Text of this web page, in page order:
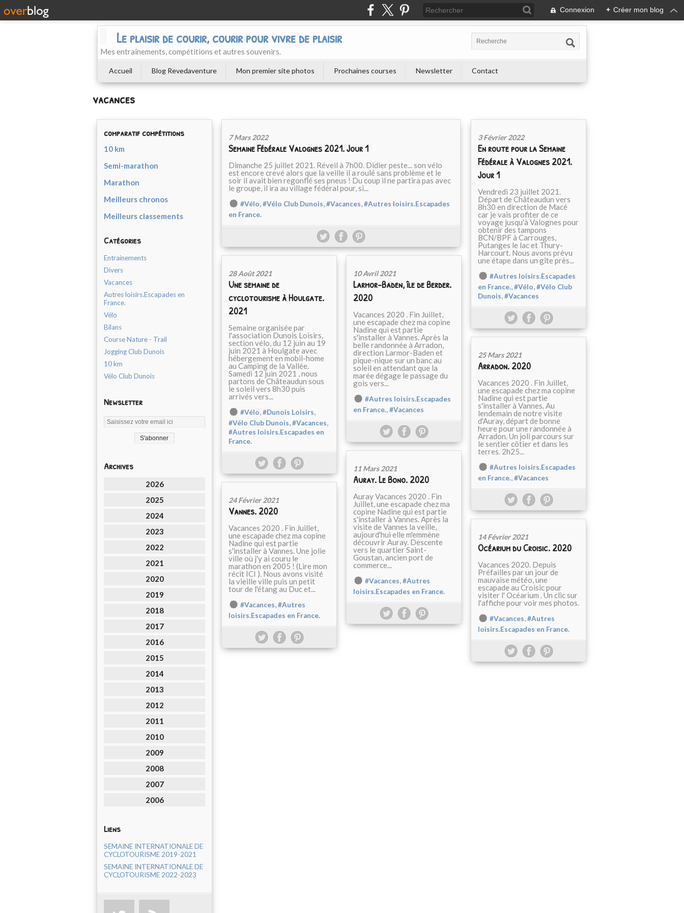
Connexion + Créer mon blog
Le plaisir de courir, courir pour vivre de plaisir
Mes entraînements, compétitions et autres souvenirs.
Accueil Blog Revedaventure Mon premier site photos Prochaines courses Newsletter Contact
vacances
comparatif compétitions
10 km
Semi-marathon
Marathon
Meilleurs chronos
Meilleurs classements
Catégories
Entrainements
Divers
Vacances
Autres loisirs.Escapades en
France.
Vélo
Bilans
Course Nature - Trail
Jogging Club Dunois
10 km
Vélo Club Dunois
Newsletter
Archives
2026
2025
2024
2023
2022
2021
2020
2019
2018
2017
2016
2015
2014
2013
2012
2011
2010
2009
2008
2007
2006
Liens
SEMAINE INTERNATIONALE DE
CYCLOTOURISME 2019-2021
SEMAINE INTERNATIONALE DE
CYCLOTOURISME 2022-2023
7 Mars 2022
Semaine Fédérale Valognes 2021. Jour 1
Dimanche 25 juillet 2021. Réveil à 7h00. Didier peste... son vélo
est encore crevé alors que la veille il a roulé sans problème et le
soir il avait bien regonflé ses pneus ! Du coup il ne partira pas avec
le groupe, il ira au village fédéral pour, si...
#Vélo,#Vélo Club Dunois,#Vacances,#Autres loisirs.Escapades
en France.
3 Février 2022
En route pour la Semaine
Fédérale à Valognes 2021.
Jour 1
Vendredi 23 juillet 2021.
Départ de Châteaudun vers
8h30 en direction de Macé
car je vais profiter de ce
voyage jusqu'à Valognes pour
obtenir des tampons
BCN/BPF à Carrouges,
Putanges le lac et Thury-
Harcourt. Nous avons prévu
une étape dans un gîte près...
#Autres loisirs.Escapades
en France.,#Vélo,#Vélo Club
Dunois,#Vacances
28 Août 2021
Une semaine de
cyclotourisme à Houlgate.
2021
Semaine organisée par
l'association Dunois Loisirs,
section vélo, du 12 juin au 19
juin 2021 à Houlgate avec
hébergement en mobil-home
au Camping de la Vallée.
Samedi 12 juin 2021 , nous
partons de Châteaudun sous
le soleil vers 8h30 puis
arrivés vers...
#Vélo,#Dunois Loisirs,
#Vélo Club Dunois,#Vacances,
#Autres loisirs.Escapades en
France.
10 Avril 2021
Larmor-Baden, île de Berder.
2020
Vacances 2020 . Fin Juillet,
une escapade chez ma copine
Nadine qui est partie
s'installer à Vannes. Après la
belle randonnée à Arradon,
direction Larmor-Baden et
pique-nique sur un banc au
soleil en attendant que la
marée dégage le passage du
gois vers...
#Autres loisirs.Escapades
en France.,#Vacances
25 Mars 2021
Arradon. 2020
Vacances 2020 . Fin Juillet,
une escapade chez ma copine
Nadine qui est partie
s'installer à Vannes. Au
lendemain de notre visite
d'Auray, départ de bonne
heure pour une randonnée à
Arradon. Un joli parcours sur
le sentier côtier et dans les
terres. 2h25...
#Autres loisirs.Escapades
en France.,#Vacances
11 Mars 2021
Auray. Le Bono. 2020
Auray Vacances 2020 . Fin
Juillet, une escapade chez ma
copine Nadine qui est partie
s'installer à Vannes. Après la
visite de Vannes la veille,
aujourd'hui elle m'emmène
découvrir Auray. Descente
vers le quartier Saint-
Goustan, ancien port de
commerce...
#Vacances,#Autres
loisirs.Escapades en France.
24 Février 2021
Vannes. 2020
Vacances 2020 . Fin Juillet,
une escapade chez ma copine
Nadine qui est partie
s'installer à Vannes. Une jolie
ville où j'y ai couru le
marathon en 2005 ! (Lire mon
récit ICI ). Nous avons visité
la vieille ville puis un petit
tour de l'étang au Duc et...
#Vacances,#Autres
loisirs.Escapades en France.
14 Février 2021
Océarium du Croisic. 2020
Vacances 2020. Depuis
Préfailles par un jour de
mauvaise météo, une
escapade au Croisic pour
visiter l' Océarium . Un clic sur
l'affiche pour voir mes photos.
#Vacances,#Autres
loisirs.Escapades en France.